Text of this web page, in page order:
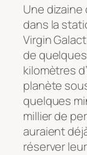
Une
dans la
Virgin
de
kilomètres
planète
quelques
millier de
auraient
réserver